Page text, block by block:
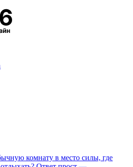
комнату в место силы, где